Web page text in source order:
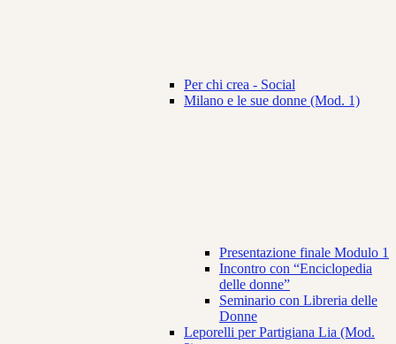
Per chi crea - Social
Milano e le sue donne (Mod. 1)
Presentazione finale Modulo 1
Incontro con “Enciclopedia
delle donne”
Seminario con Libreria delle
Donne
Leporelli per Partigiana Lia (Mod.